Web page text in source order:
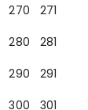
270
271
280
281
290
291
300 301